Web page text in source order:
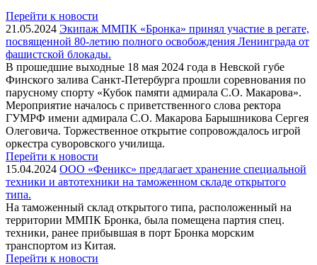
Перейти к новости
21.05.2024 Экипаж ММПК «Бронка» принял участие в регате,
посвященной 80-летию полного освобождения Ленинграда от
фашистской блокады.
В прошедшие выходные 18 мая 2024 года в Невской губе
Финского залива Санкт-Петербурга прошли соревнования по
парусному спорту «Кубок памяти адмирала С.О. Макарова».
Мероприятие началось с приветственного слова ректора
ГУМРФ имени адмирала С.О. Макарова Барышникова Сергея
Олеговича. Торжественное открытие сопровождалось игрой
оркестра суворовского училища.
Перейти к новости
15.04.2024 ООО «Феникс» предлагает хранение специальной
техники и автотехники на таможенном складе открытого
типа.
На таможенный склад открытого типа, расположенный на
территории ММПК Бронка, была помещена партия спец.
техники, ранее прибывшая в порт Бронка морским
транспортом из Китая.
Перейти к новости